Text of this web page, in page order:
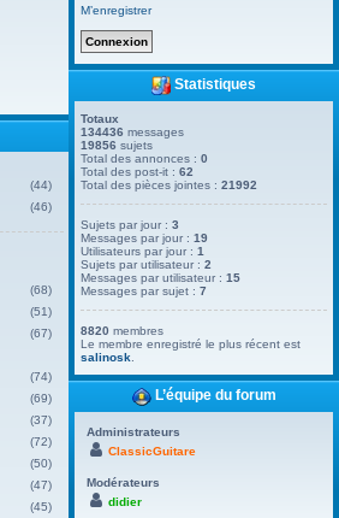
(44)
(46)
(68)
(51)
(67)
(74)
(69)
(37)
(72)
(50)
(47)
(45)
M’enregistrer
Statistiques
Totaux
134436 messages
19856 sujets
Total des annonces :0
Total des post-it :62
Total des pièces jointes :21992
Sujets par jour :3
Messages par jour :19
Utilisateurs par jour :1
Sujets par utilisateur :2
Messages par utilisateur :15
Messages par sujet :7
8820 membres
Le membre enregistré le plus récent est
salinosk
L’équipe du forum
Administrateurs
ClassicGuitare
Modérateurs
didier